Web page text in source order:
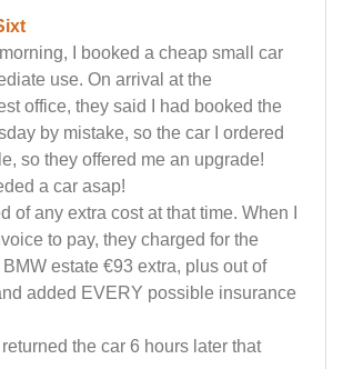
I booked a cheap small car
use. On arrival at the
office, they said I had booked the
by mistake, so the car I ordered
so they offered me an upgrade!
a car asap!
of any extra cost at that time. When I
to pay, they charged for the
estate €93 extra, plus out of
added EVERY possible insurance
returned the car 6 hours later that